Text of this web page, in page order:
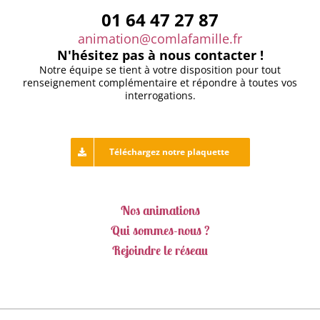
01 64 47 27 87
animation@comlafamille.fr
N'hésitez pas à nous contacter !
Notre équipe se tient à votre disposition pour tout
renseignement complémentaire et répondre à toutes vos
interrogations.
Téléchargez notre plaquette
Nos animations
Qui sommes-nous ?
Rejoindre le réseau